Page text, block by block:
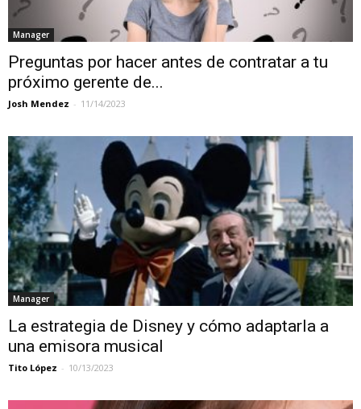
Manager
Preguntas por hacer antes de contratar a tu
próximo gerente de...
Josh Mendez - 11/14/2023
Manager
La estrategia de Disney y cómo adaptarla a
una emisora musical
Tito López - 10/13/2023